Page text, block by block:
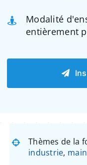
Modalité
entièrement
Thèmes de la
industrie,